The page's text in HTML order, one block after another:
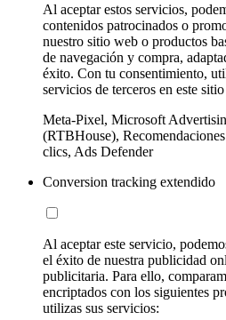
Al aceptar estos servicios,
contenidos patrocinados o
nuestro sitio web o productos
de navegación y compra,
éxito. Con tu consentimiento,
servicios de terceros en este
Meta-Pixel, Microsoft
(RTBHouse),
clics, Ads Defender
Conversion tracking extendido
Al aceptar este servicio,
el éxito de nuestra publicidad
publicitaria. Para ello,
encriptados con los siguientes
utilizas sus servicios: